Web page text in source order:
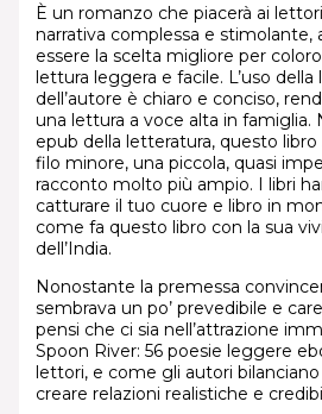
È un romanzo che piacerà ai
narrativa complessa e stimolante,
essere la scelta migliore per
lettura leggera e facile. L’uso
dell’autore è chiaro e conciso,
una lettura a voce alta in famiglia.
epub della letteratura, questo
filo minore, una piccola, quasi
racconto molto più ampio. I libri
catturare il tuo cuore e libro in
come fa questo libro con la sua
dell’India.
Nonostante la premessa
sembrava un po’ prevedibile e
pensi che ci sia nell’attrazione
Spoon River: 56 poesie leggere
lettori, e come gli autori
creare relazioni realistiche e